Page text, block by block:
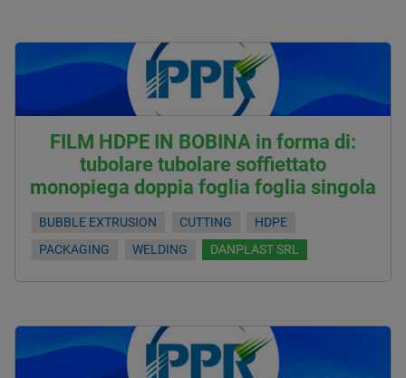
FILM HDPE IN BOBINA in forma di:
tubolare tubolare soffiettato
monopiega doppia foglia foglia singola
BUBBLE EXTRUSION CUTTING
HDPE
PACKAGING
WELDING DANPLAST SRL